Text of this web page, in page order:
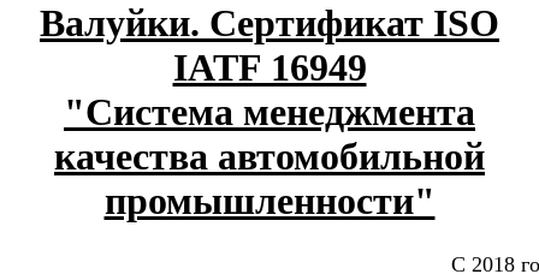
Валуйки. Сертификат ISO
IATF 16949
"Cистема менеджмента
качества автомобильной
промышленности"
С 2018